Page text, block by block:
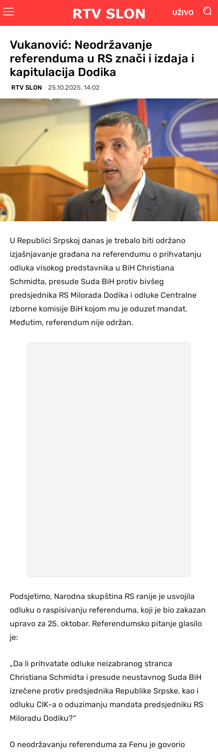
UŽIVO
Vukanović: Neodržavanje
referenduma u RS znači i izdaja i
kapitulacija Dodika
RTV SLON 25.10.2025. 14:02
U Republici Srpskoj danas je trebalo biti održano
izjašnjavanje građana na referendumu o prihvatanju
odluka visokog predstavnika u BiH Christiana
Schmidta, presude Suda BiH protiv bivšeg
predsjednika RS Milorada Dodika i odluke Centralne
izborne komisije BiH kojom mu je oduzet mandat.
Međutim, referendum nije održan.
Podsjetimo, Narodna skupština RS ranije je usvojila
odluku o raspisivanju referenduma, koji je bio zakazan
upravo za 25. oktobar. Referendumsko pitanje glasilo
je:
„Da li prihvatate odluke neizabranog stranca
Christiana Schmidta i presude neustavnog Suda BiH
izrečene protiv predsjednika Republike Srpske, kao i
odluku CIK-a o oduzimanju mandata predsjedniku RS
Miloradu Dodiku?“
O neodržavanju referenduma za Fenu je govorio